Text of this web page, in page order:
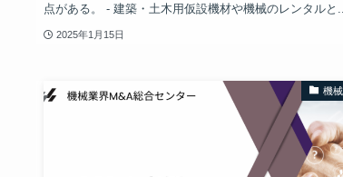
点がある。 - 建築・土木用仮設機材や機械のレンタルと
2025年1月15日
機